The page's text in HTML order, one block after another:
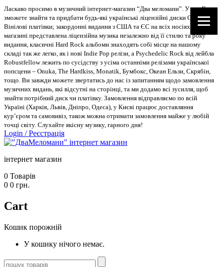
Ласкаво просимо в музичний інтернет-магазин “Два меломани”. У нас Ви
зможете знайти та придбати будь-які українські ліцензійні диски CD, DVD,
Вінілові платівки; закордонні видання з США та ЄС на всіх носіях. В
магазині представлена ліцензійна музика незалежно від її стилю та року
видання, класичні Hard Rock альбоми знаходять собі місце на нашому
складі так же легко, як і нові Indie Pop релізи, а Psychedelic Rock від лейбла
Robustfellow лежить по сусідству з усіма останніми релізами української
попсцени – Onuka, The Hardkiss, Monatik, Бумбокс, Океан Ельзи, Скрябін,
тощо. Ви завжди можете звертатись до нас із запитанням щодо замовлення
музичних видань, які відсутні на сторінці, та ми додамо всі зусилля, щоб
знайти потрібний диск чи платівку. Замовлення відправляємо по всій
Україні (Харків, Львів, Дніпро, Одеса), у Києві працює доставляння
кур’єром та самовивіз, також можна отримати замовлення майже у любій
точці світу. Слухайте якісну музику, гарного дня!
Login /Реєстрація
інтернет магазин
0 Товарів
0 0 грн.
Cart
Кошик порожній
У кошику нічого немає.